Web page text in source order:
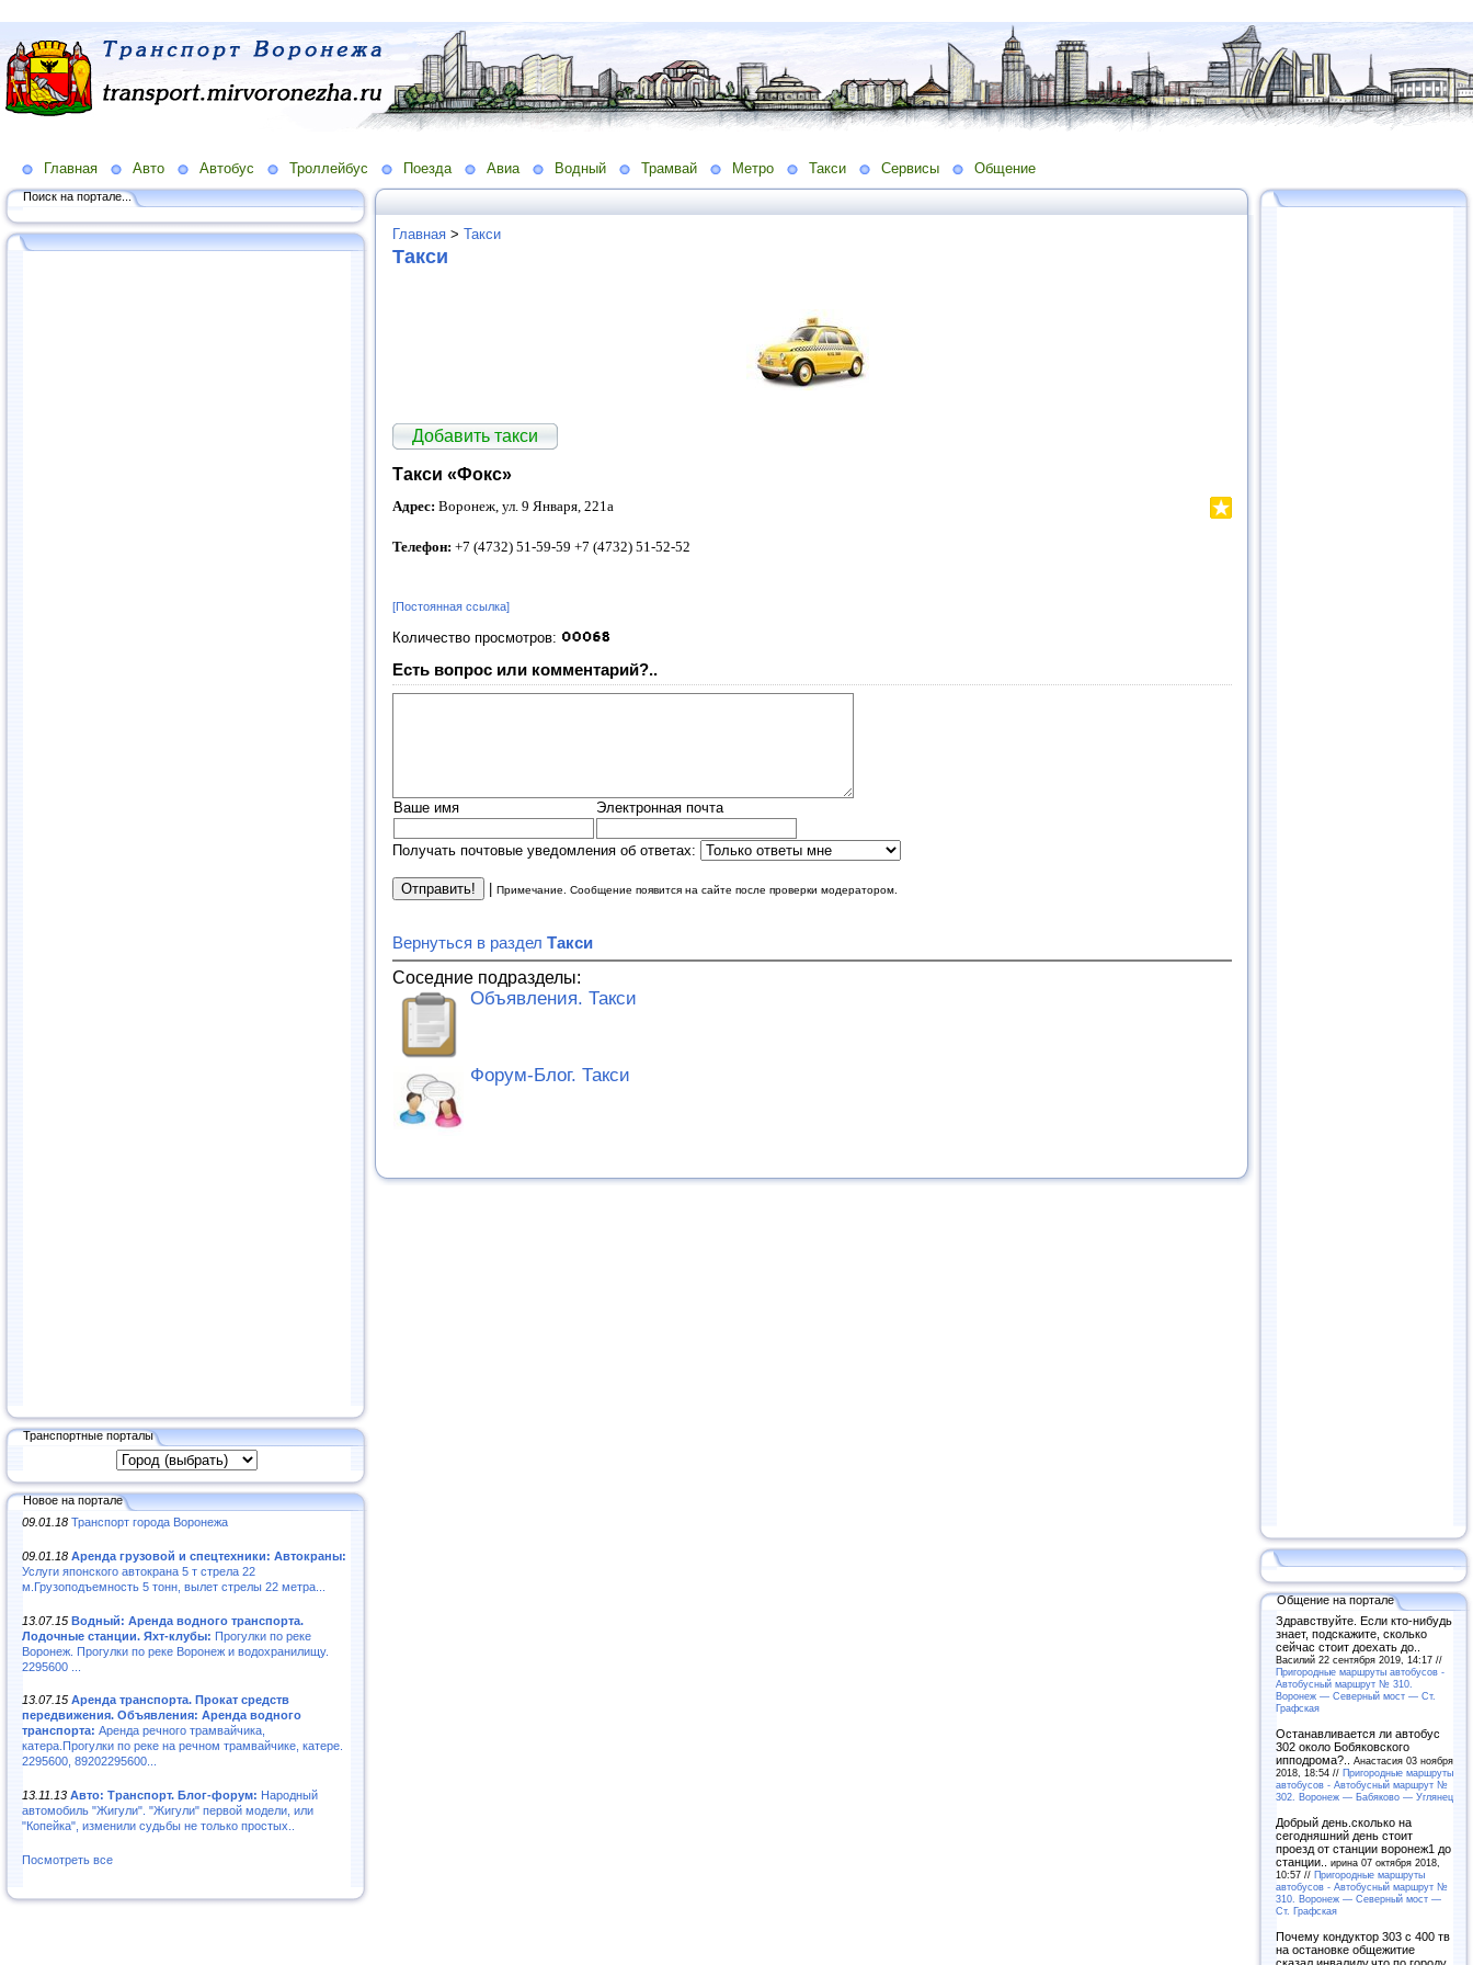
Главная Авто Автобус Троллейбус Поезда Авиа Водный Трамвай Метро Такси Сервисы Общение
Поиск на портале...
Транспортные порталы
Новое на портале
09.01.18 Транспорт города Воронежа
09.01.18 Аренда грузовой и спецтехники: Автокраны:
Услуги японского автокрана 5 т стрела 22
м.Грузоподъемность 5 тонн, вылет стрелы 22 метра...
13.07.15 Водный: Аренда водного транспорта.
Лодочные станции. Яхт-клубы: Прогулки по реке
Воронеж. Прогулки по реке Воронеж и водохранилищу.
2295600 ...
13.07.15 Аренда транспорта. Прокат средств
передвижения. Объявления: Аренда водного
транспорта: Аренда речного трамвайчика,
катера.Прогулки по реке на речном трамвайчике, катере.
2295600, 89202295600...
13.11.13 Авто: Транспорт. Блог-форум: Народный
автомобиль "Жигули". "Жигули" первой модели, или
"Копейка", изменили судьбы не только простых..
Посмотреть все
Главная > Такси
Такси
Добавить такси
Такси «Фокс»
Адрес: Воронеж, ул. 9 Января, 221а
Телефон: +7 (4732) 51-59-59 +7 (4732) 51-52-52
[Постоянная ссылка]
Количество просмотров:
Есть вопрос или комментарий?..
Ваше имя Электронная почта
Получать почтовые уведомления об ответах:
Примечание. Сообщение появится на сайте после проверки модератором.
Вернуться в раздел Такси
Соседние подразделы:
Объявления. Такси
Форум-Блог. Такси
Общение на портале
Здравствуйте. Если кто-нибудь
знает, подскажите, сколько
сейчас стоит доехать до..
Василий 22 сентября 2019, 14:17 //
Пригородные маршруты автобусов -
Автобусный маршрут № 310.
Воронеж — Северный мост — Ст.
Графская
Останавливается ли автобус
302 около Бобяковского
ипподрома?.. Анастасия 03 ноября
2018, 18:54 // Пригородные маршруты
автобусов - Автобусный маршрут №
302. Воронеж — Бабяково — Углянец
Добрый день.сколько на
сегодняшний день стоит
проезд от станции воронеж1 до
станции.. ирина 07 октября 2018,
10:57 // Пригородные маршруты
автобусов - Автобусный маршрут №
310. Воронеж — Северный мост —
Ст. Графская
Почему кондуктор 303 с 400 тв
на остановке общежитие